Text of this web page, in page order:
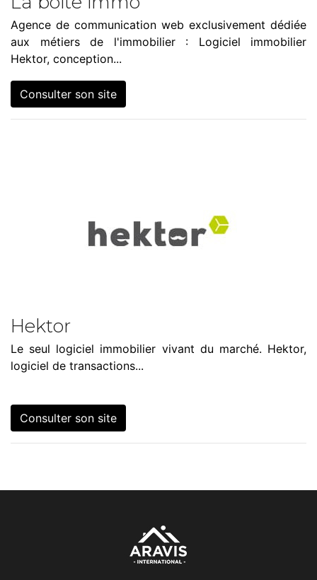
Agence de communication web exclusivement dédiée
aux métiers de l'immobilier : Logiciel immobilier
Hektor, conception...
Consulter son site
Hektor
Le seul logiciel immobilier vivant du marché. Hektor,
logiciel de transactions...
Consulter son site